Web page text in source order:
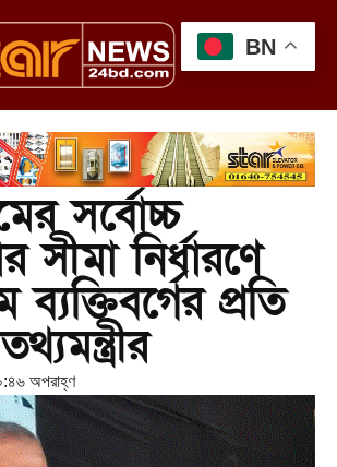
সর্বোচ্চ
সীমা নির্ধারণে
প্রতি
অপরাহ্ণ
BN